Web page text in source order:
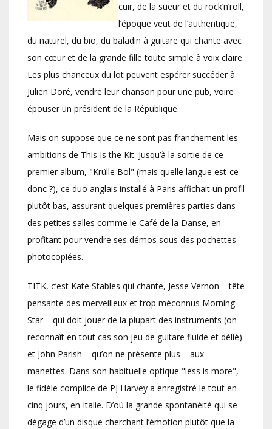
cuir, de la sueur et du rock’n’roll,
l’époque veut de l’authentique,
du naturel, du bio, du baladin à guitare qui chante avec
son cœur et de la grande fille toute simple à voix claire.
Les plus chanceux du lot peuvent espérer succéder à
Julien Doré, vendre leur chanson pour une pub, voire
épouser un président de la République.
Mais on suppose que ce ne sont pas franchement les
ambitions de This Is the Kit. Jusqu’à la sortie de ce
premier album, "Krülle Bol" (mais quelle langue est-ce
donc ?), ce duo anglais installé à Paris affichait un profil
plutôt bas, assurant quelques premières parties dans
des petites salles comme le Café de la Danse, en
profitant pour vendre ses démos sous des pochettes
photocopiées.
TITK, c’est Kate Stables qui chante, Jesse Vernon – tête
pensante des merveilleux et trop méconnus Morning
Star – qui doit jouer de la plupart des instruments (on
reconnaît en tout cas son jeu de guitare fluide et délié)
et John Parish – qu’on ne présente plus – aux
manettes. Dans son habituelle optique "less is more",
le fidèle complice de PJ Harvey a enregistré le tout en
cinq jours, en Italie. D’où la grande spontanéité qui se
dégage d’un disque cherchant l’émotion plutôt que la